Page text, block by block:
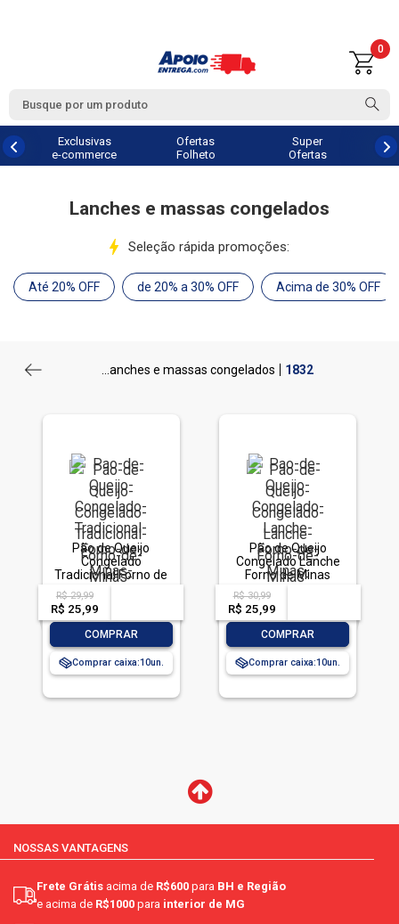
0
Exclusivas
e-commerce
Ofertas
Folheto
Super
Ofertas
Lanches e massas congelados
Seleção rápida promoções:
Até 20% OFF de 20% a 30% OFF Acima de 30% OFF
...anches e massas congelados 1832
Pão de Queijo
Congelado
Tradicional Forno de
Minas Pacote 1kg
R$ 29,99
R$ 25,99
COMPRAR
Comprar caixa:10
Pão de Queijo
Congelado Lanche
Forno de Minas
Pacote 1kg
R$ 30,99
R$ 25,99
COMPRAR
Comprar caixa:10
NOSSAS VANTAGENS
Frete Grátis acima de R$600 para BH e Região
e acima de R$1000 para interior de MG